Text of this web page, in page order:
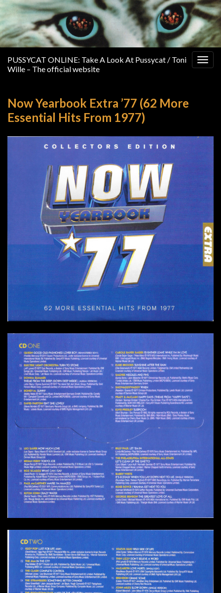
PUSSYCAT ONLINE: Take A Look At Pussycat / Toni
Wille – The official website
Now Yearbook Extra ’77 (62 More
Essential Hits From 1977)